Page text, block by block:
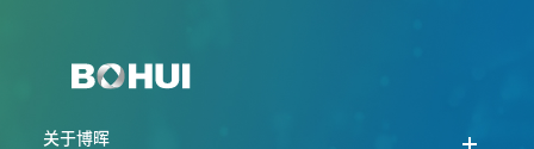
关于博晖